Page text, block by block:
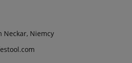
Neckar, Niemcy